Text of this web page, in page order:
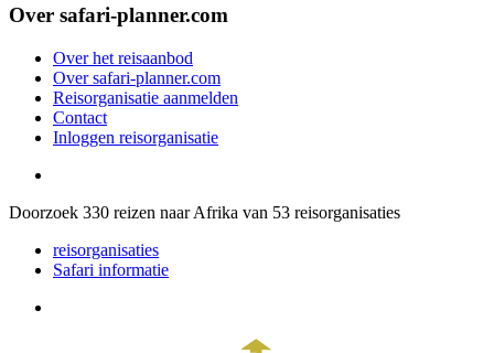
Over safari-planner.com
Over het reisaanbod
Over safari-planner.com
Reisorganisatie aanmelden
Contact
Inloggen reisorganisatie
Doorzoek 330 reizen naar Afrika van 53 reisorganisaties
reisorganisaties
Safari informatie